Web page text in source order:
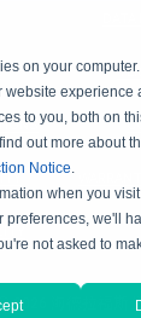
on your
website experience
to you, both on
out more about
Notice.
when you
preferences, we'll
not asked to
2026 海德拉福斯